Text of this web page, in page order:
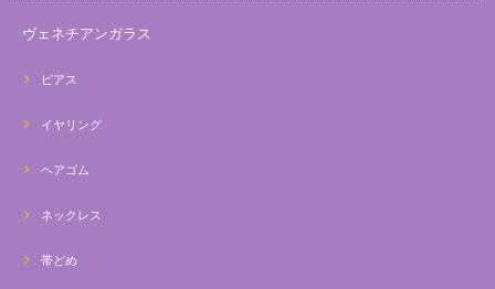
ヴェネチアンガラス
ピアス
イヤリング
ヘアゴム
ネックレス
帯どめ